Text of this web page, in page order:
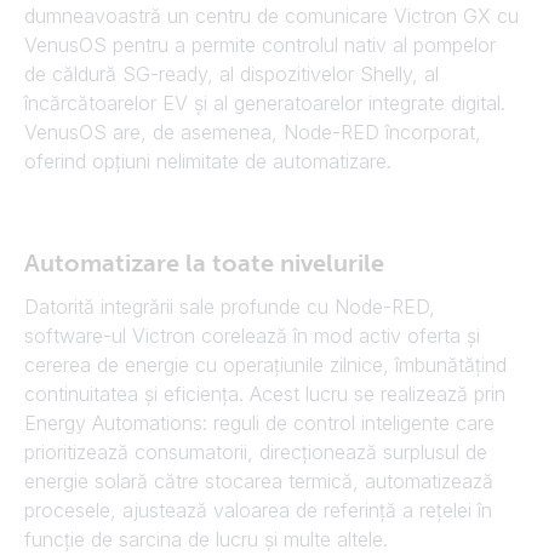
dumneavoastră un centru de comunicare Victron GX cu
VenusOS pentru a permite controlul nativ al pompelor
de căldură SG-ready, al dispozitivelor Shelly, al
încărcătoarelor EV și al generatoarelor integrate digital.
VenusOS are, de asemenea, Node-RED încorporat,
oferind opțiuni nelimitate de automatizare.
Automatizare la toate nivelurile
Datorită integrării sale profunde cu Node-RED,
software-ul Victron corelează în mod activ oferta și
cererea de energie cu operațiunile zilnice, îmbunătățind
continuitatea și eficiența. Acest lucru se realizează prin
Energy Automations: reguli de control inteligente care
prioritizează consumatorii, direcționează surplusul de
energie solară către stocarea termică, automatizează
procesele, ajustează valoarea de referință a rețelei în
funcție de sarcina de lucru și multe altele.